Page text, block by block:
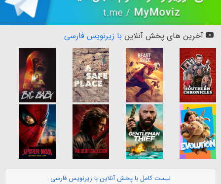
آخرین های پخش آنلاین با زیرنویس فارسی
لیست کامل با پخش آنلاین با زیرنویس فارسی